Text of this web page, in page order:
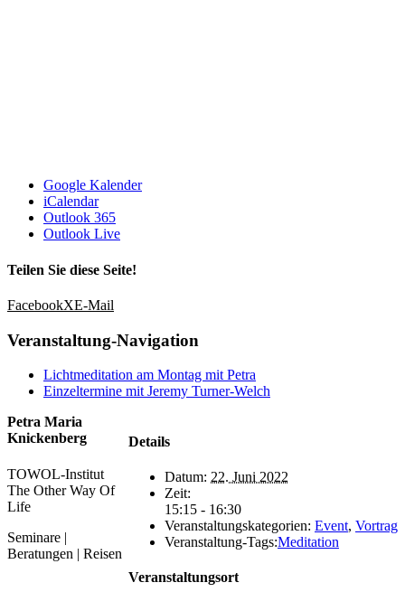
Google Kalender
iCalendar
Outlook 365
Outlook Live
Teilen Sie diese Seite!
FacebookXE-Mail
Veranstaltung-Navigation
Lichtmeditation am Montag mit Petra
Einzeltermine mit Jeremy Turner-Welch
Details
Datum: 22. Juni 2022
Zeit:
15:15 - 16:30
Veranstaltungskategorien: Event, Vortrag
Veranstaltung-Tags:Meditation
Veranstaltungsort
Petra Maria
Knickenberg
TOWOL-Institut
The Other Way Of
Life
Seminare |
Beratungen | Reisen